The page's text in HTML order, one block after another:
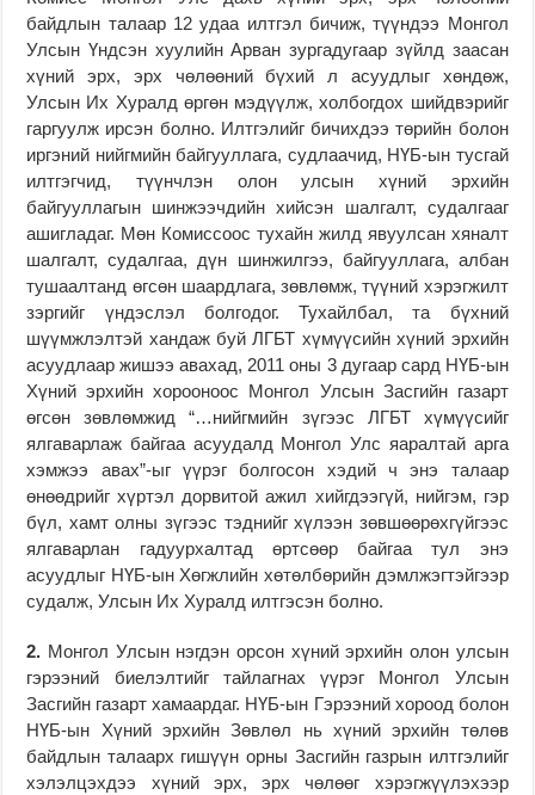
байдлын талаар 12 удаа илтгэл бичиж, түүндээ Монгол
Улсын Үндсэн хуулийн Арван зургадугаар зүйлд заасан
хүний эрх, эрх чөлөөний бүхий л асуудлыг хөндөж,
Улсын Их Хуралд өргөн мэдүүлж, холбогдох шийдвэрийг
гаргуулж ирсэн болно. Илтгэлийг бичихдээ төрийн болон
иргэний нийгмийн байгууллага, судлаачид, НҮБ-ын тусгай
илтгэгчид, түүнчлэн олон улсын хүний эрхийн
байгууллагын шинжээчдийн хийсэн шалгалт, судалгааг
ашигладаг. Мөн Комиссоос тухайн жилд явуулсан хяналт
шалгалт, судалгаа, дүн шинжилгээ, байгууллага, албан
тушаалтанд өгсөн шаардлага, зөвлөмж, түүний хэрэгжилт
зэргийг үндэслэл болгодог. Тухайлбал, та бүхний
шүүмжлэлтэй хандаж буй ЛГБТ хүмүүсийн хүний эрхийн
асуудлаар жишээ авахад, 2011 оны 3 дугаар сард НҮБ-ын
Хүний эрхийн хорооноос Монгол Улсын Засгийн газарт
өгсөн зөвлөмжид “…нийгмийн зүгээс ЛГБТ хүмүүсийг
ялгаварлаж байгаа асуудалд Монгол Улс яаралтай арга
хэмжээ авах”-ыг үүрэг болгосон хэдий ч энэ талаар
өнөөдрийг хүртэл дорвитой ажил хийгдээгүй, нийгэм, гэр
бүл, хамт олны зүгээс тэднийг хүлээн зөвшөөрөхгүйгээс
ялгаварлан гадуурхалтад өртсөөр байгаа тул энэ
асуудлыг НҮБ-ын Хөгжлийн хөтөлбөрийн дэмлжэгтэйгээр
судалж, Улсын Их Хуралд илтгэсэн болно.
2. Монгол Улсын нэгдэн орсон хүний эрхийн олон улсын
гэрээний биелэлтийг тайлагнах үүрэг Монгол Улсын
Засгийн газарт хамаардаг. НҮБ-ын Гэрээний хороод болон
НҮБ-ын Хүний эрхийн Зөвлөл нь хүний эрхийн төлөв
байдлын талаарх гишүүн орны Засгийн газрын илтгэлийг
хэлэлцэхдээ хүний эрх, эрх чөлөөг хэрэгжүүлэхээр